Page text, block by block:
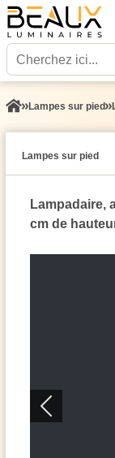
Lampes sur pied
Lampes sur pied
Lampadaire,
cm de